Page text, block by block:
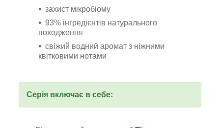
захист мікробіому
93% інгредієнтів натурального
походження
свіжий водний аромат з ніжними
квітковими нотами
Серія включає в себе: